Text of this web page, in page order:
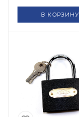
В КОРЗИНУ